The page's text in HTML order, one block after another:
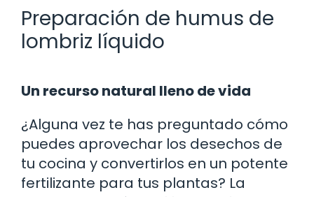
Preparación de humus de
lombriz líquido
Un recurso natural lleno de vida
¿Alguna vez te has preguntado cómo
puedes aprovechar los desechos de
tu cocina y convertirlos en un potente
fertilizante para tus plantas? La